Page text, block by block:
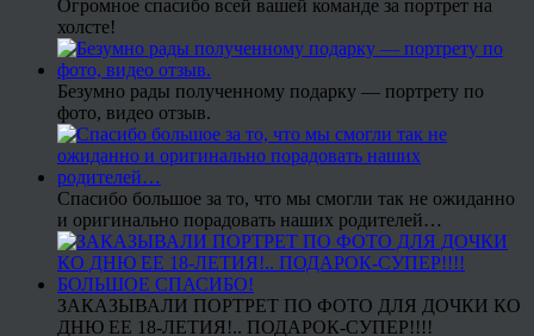
Огромное спасибо всей вашей команде за портрет на
холсте!
Безумно рады полученному подарку — портрету по
фото, видео отзыв.
Спасибо большое за то, что мы смогли так не ожиданно
и оригинально порадовать наших родителей…
ЗАКАЗЫВАЛИ ПОРТРЕТ ПО ФОТО ДЛЯ ДОЧКИ КО
ДНЮ ЕЕ 18-ЛЕТИЯ!.. ПОДАРОК-СУПЕР!!!!